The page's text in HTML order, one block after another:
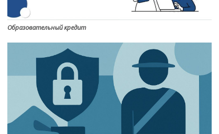
Образовательный кредит